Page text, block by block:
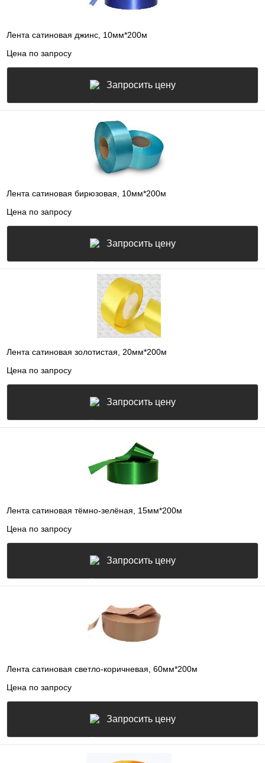
Лента сатиновая джинс, 10мм*200м
Цена по запросу
Запросить цену
Лента сатиновая бирюзовая, 10мм*200м
Цена по запросу
Запросить цену
Лента сатиновая золотистая, 20мм*200м
Цена по запросу
Запросить цену
Лента сатиновая тёмно-зелёная, 15мм*200м
Цена по запросу
Запросить цену
Лента сатиновая светло-коричневая, 60мм*200м
Цена по запросу
Запросить цену